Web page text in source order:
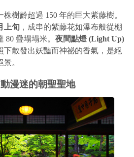
樹齡超過 150 年的巨大紫藤樹。
上旬 ，成串的紫藤花如瀑布般從棚
80 疊塌塌米。 夜間點燈 (Light Up)
下散發出妖豔而神祕的香氣，是絕
。
漫迷的朝聖聖地